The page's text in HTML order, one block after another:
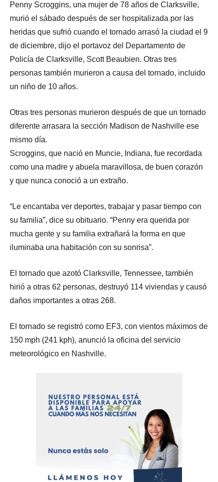
Penny Scroggins, una mujer de 78 años de Clarksville,
murió el sábado después de ser hospitalizada por las
heridas que sufrió cuando el tornado arrasó la ciudad el 9
de diciembre, dijo el portavoz del Departamento de
Policía de Clarksville, Scott Beaubien. Otras tres
personas también murieron a causa del tornado, incluido
un niño de 10 años.
Otras tres personas murieron después de que un tornado
diferente arrasara la sección Madison de Nashville ese
mismo día.
Scroggins, que nació en Muncie, Indiana, fue recordada
como una madre y abuela maravillosa, de buen corazón
y que nunca conoció a un extraño.
“Le encantaba ver deportes, trabajar y pasar tiempo con
su familia”, dice su obituario. “Penny era querida por
mucha gente y su familia extrañará la forma en que
iluminaba una habitación con su sonrisa”.
El tornado que azotó Clarksville, Tennessee, también
hirió a otras 62 personas, destruyó 114 viviendas y causó
daños importantes a otras 268.
El tornado se registró como EF3, con vientos máximos de
150 mph (241 kph), anunció la oficina del servicio
meteorológico en Nashville.